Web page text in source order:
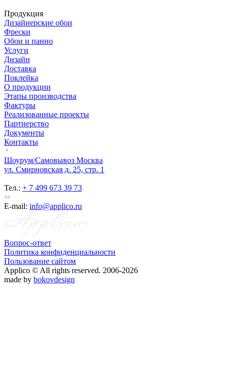
Продукция
Дизайнерские обои
Фрески
Обои и панно
Услуги
Дизайн
Доставка
Поклейка
О продукции
Этапы производства
Фактуры
Реализованные проекты
Партнерство
Документы
Контакты
Шоурум/Самовывоз Москва
ул. Смирновская д. 25, стр. 1
Тел.: + 7 499 673 39 73
E-mail: info@applico.ru
Вопрос-ответ
Политика конфиденциальности
Пользование сайтом
Applico © All rights reserved. 2006-2026
made by bokovdesign